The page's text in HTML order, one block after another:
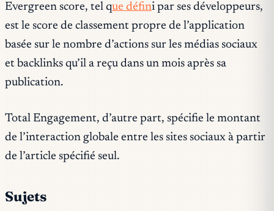
Evergreen score, tel que défini par ses développeurs,
est le score de classement propre de l’application
basée sur le nombre d’actions sur les médias sociaux
et backlinks qu’il a reçu dans un mois après sa
publication.
Total Engagement, d’autre part, spécifie le montant
de l’interaction globale entre les sites sociaux à partir
de l’article spécifié seul.
Sujets